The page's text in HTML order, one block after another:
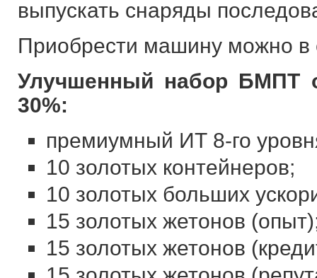
выпускать снаряды
Приобрести машину можно в
Улучшенный набор БМПТ
30%:
премиумный ИТ 8-го
10 золотых контейнеров;
10 золотых больших
15 золотых жетонов
15 золотых жетонов